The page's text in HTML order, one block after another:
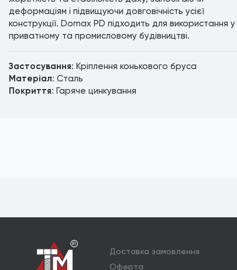
деформаціям і підвищуючи довговічність усієї
конструкції. Domax PD підходить для використання у
приватному та промисловому будівництві.
Застосування: Кріплення конькового бруса
Матеріал: Сталь
Покриття: Гаряче цинкування
Доставка замовлення
Оферта